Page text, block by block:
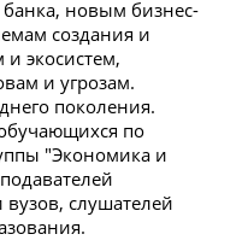
новым бизнес-
создания и
экосистем,
и угрозам.
поколения.
по
"Экономика и
слушателей